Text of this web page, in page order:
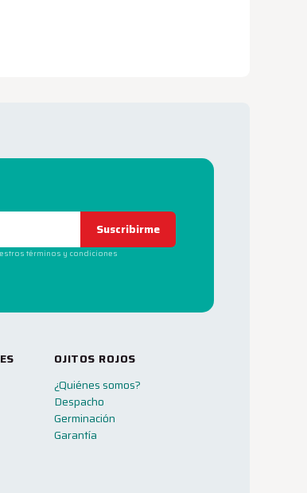
Suscribirme
términos y condiciones
OJITOS ROJOS
¿Quiénes somos?
Despacho
Germinación
Garantía